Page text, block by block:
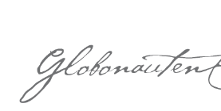
Inhalt